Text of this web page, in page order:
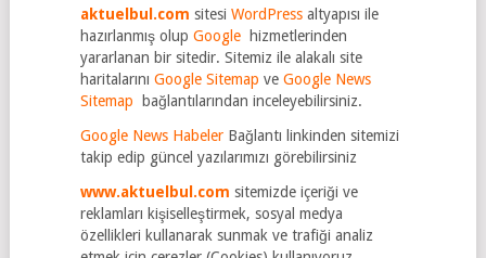
aktuelbul.com sitesi WordPressaltyapısı ile
hazırlanmış olup Googlehizmetlerinden
yararlanan bir sitedir. Sitemiz ile alakalı site
haritalarını Google Sitemap ve Google News
Sitemap
bağlantılarından inceleyebilirsiniz.
Google News Habeler Bağlantı linkinden sitemizi
takip edip güncel yazılarımızı görebilirsiniz
www.aktuelbul.com sitemizde içeriği ve
reklamları kişiselleştirmek, sosyal medya
özellikleri kullanarak sunmak ve trafiği analiz